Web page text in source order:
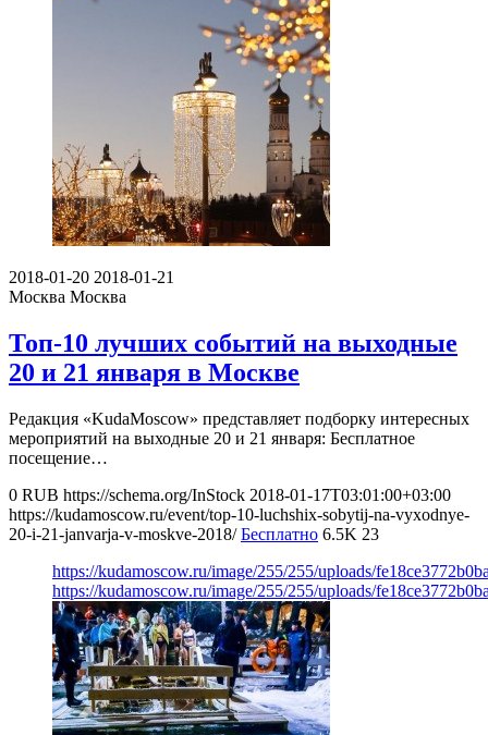
2018-01-20 2018-01-21
Москва Москва
Топ-10 лучших событий на выходные
20 и 21 января в Москве
Редакция «KudaMoscow» представляет подборку интересных
мероприятий на выходные 20 и 21 января: Бесплатное
посещение…
0 RUB https://schema.org/InStock 2018-01-17T03:01:00+03:00
https://kudamoscow.ru/event/top-10-luchshix-sobytij-na-vyxodnye-
20-i-21-janvarja-v-moskve-2018/ Бесплатно 6.5K 23
https://kudamoscow.ru/image/255/255/uploads/
https://kudamoscow.ru/image/255/255/uploads/